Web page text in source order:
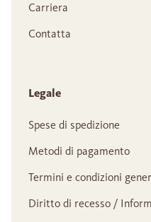
Carriera
Contatta
Legale
Spese di spedizione
Metodi di pagamento
Termini e condizioni
Diritto di recesso /